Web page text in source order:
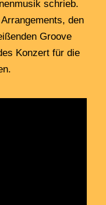
schrieb.
den
Groove
Konzert für die